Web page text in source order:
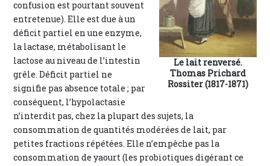
Le lait renversé.
Thomas Prichard
Rossiter (1817-1871)
confusion est pourtant souvent
entretenue). Elle est due à un
déficit partiel en une enzyme,
la lactase, métabolisant le
lactose au niveau de l’intestin
grêle. Déficit partiel ne
signifie pas absence totale ; par
conséquent, l’hypolactasie
n’interdit pas, chez la plupart des sujets, la
consommation de quantités modérées de lait, par
petites fractions répétées. Elle n’empêche pas la
consommation de yaourt (les probiotiques digérant ce